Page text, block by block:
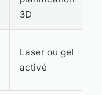
3D
Laser ou gel
activé